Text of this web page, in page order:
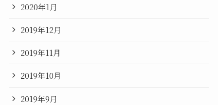
2020年1月
2019年12月
2019年11月
2019年10月
2019年9月